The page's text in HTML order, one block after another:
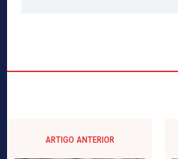
ARTIGO ANTERIOR